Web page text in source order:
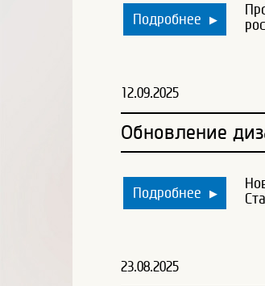
Подробнее ▶
12.09.2025
Обновление
Подробнее ▶
23.08.2025